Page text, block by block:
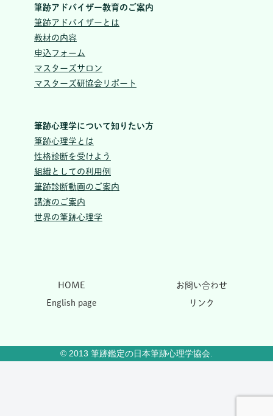
筆跡アドバイザー教育のご案内
筆跡アドバイザーとは
教材の内容
申込フォーム
マスターズサロン
マスターズ研協会リポート
筆跡心理学について知りたい方
筆跡心理学とは
性格診断を受けよう
組織としての利用例
筆跡診断動画のご案内
講演のご案内
世界の筆跡心理学
HOME お問い合わせ
English page リンク
© 2013 筆跡鑑定の日本筆跡心理学協会.